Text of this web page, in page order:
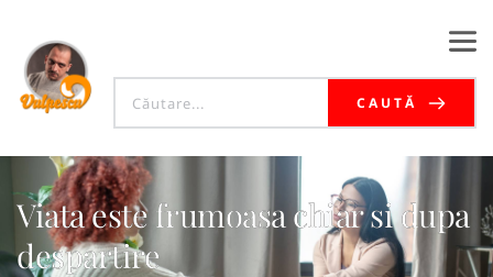
CAUTĂ
Viata este frumoasa chiar si dupa
despartire